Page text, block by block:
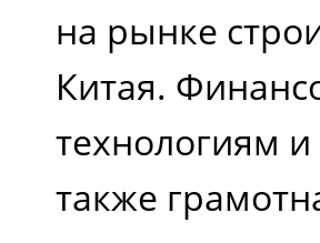
на рынке
Китая.
технологиям
также